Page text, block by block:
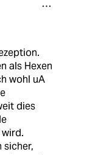
als Hexen
wohl uA
dies
sicher,